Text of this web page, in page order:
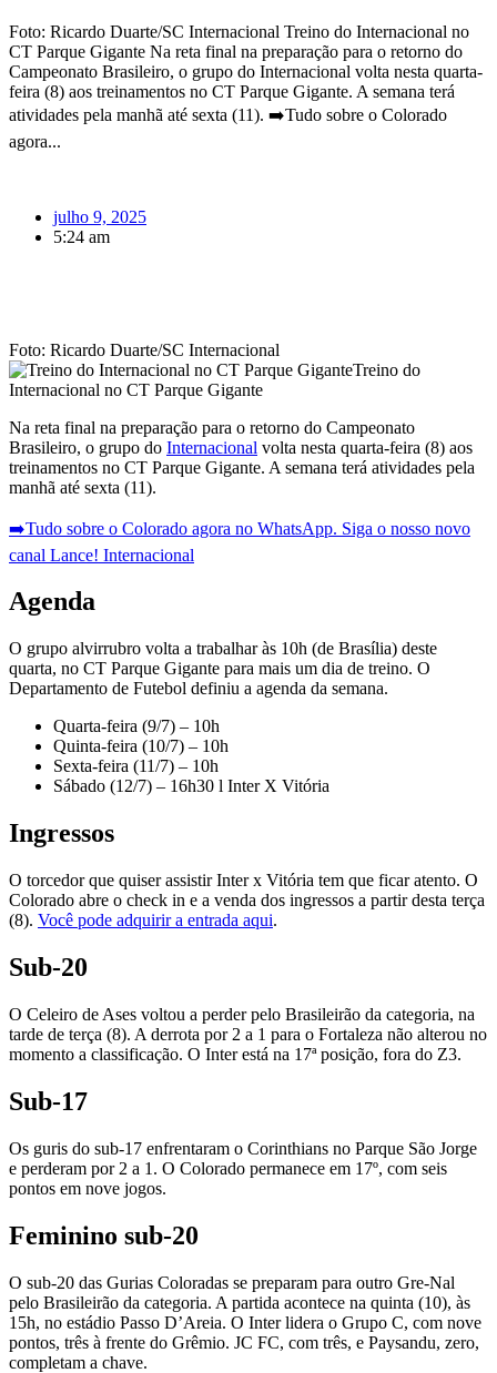
Foto: Ricardo Duarte/SC Internacional Treino do Internacional no
CT Parque Gigante Na reta final na preparação para o retorno do
Campeonato Brasileiro, o grupo do Internacional volta nesta quarta-
feira (8) aos treinamentos no CT Parque Gigante. A semana terá
atividades pela manhã até sexta (11). ➡️Tudo sobre o Colorado
agora...
julho 9, 2025
5:24 am
Foto: Ricardo Duarte/SC Internacional
Treino do
Internacional no CT Parque Gigante
Na reta final na preparação para o retorno do Campeonato
Brasileiro, o grupo do Internacional volta nesta quarta-feira (8) aos
treinamentos no CT Parque Gigante. A semana terá atividades pela
manhã até sexta (11).
➡️Tudo sobre o Colorado agora no WhatsApp. Siga o nosso novo
canal Lance! Internacional
Agenda
O grupo alvirrubro volta a trabalhar às 10h (de Brasília) deste
quarta, no CT Parque Gigante para mais um dia de treino. O
Departamento de Futebol definiu a agenda da semana.
Quarta-feira (9/7) – 10h
Quinta-feira (10/7) – 10h
Sexta-feira (11/7) – 10h
Sábado (12/7) – 16h30 l Inter X Vitória
Ingressos
O torcedor que quiser assistir Inter x Vitória tem que ficar atento. O
Colorado abre o check in e a venda dos ingressos a partir desta terça
(8). Você pode adquirir a entrada aqui.
Sub-20
O Celeiro de Ases voltou a perder pelo Brasileirão da categoria, na
tarde de terça (8). A derrota por 2 a 1 para o Fortaleza não alterou no
momento a classificação. O Inter está na 17ª posição, fora do Z3.
Sub-17
Os guris do sub-17 enfrentaram o Corinthians no Parque São Jorge
e perderam por 2 a 1. O Colorado permanece em 17º, com seis
pontos em nove jogos.
Feminino sub-20
O sub-20 das Gurias Coloradas se preparam para outro Gre-Nal
pelo Brasileirão da categoria. A partida acontece na quinta (10), às
15h, no estádio Passo D’Areia. O Inter lidera o Grupo C, com nove
pontos, três à frente do Grêmio. JC FC, com três, e Paysandu, zero,
completam a chave.